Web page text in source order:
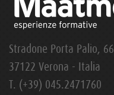
Stradone Porta Palio, 66
37122 Verona - Italia
T. (+39) 045.2471760